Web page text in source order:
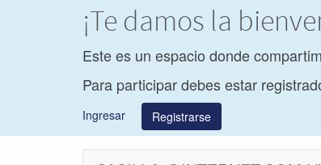
¡Te damos la
Este es un espacio donde
Para participar debes estar
Ingresar
Registrarse